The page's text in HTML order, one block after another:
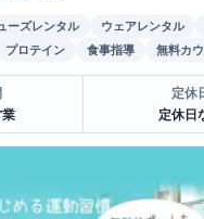
ーズレンタル ウェアレンタル
プロテイン 食事指導 無料カ
定休
定休日